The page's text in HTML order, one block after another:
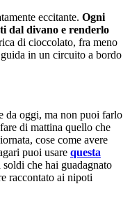
eccitante. Ogni
dal divano e renderlo
di cioccolato, fra meno
in un circuito a bordo
da oggi, ma non puoi farlo
di mattina quello che
cose come avere
puoi usare questa
che hai guadagnato
raccontato ai nipoti